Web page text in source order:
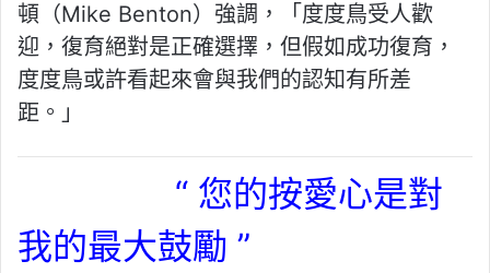
頓（Mike Benton）強調，「度度鳥受人歡
迎，復育絕對是正確選擇，但假如成功復育，
度度鳥或許看起來會與我們的認知有所差
距。」
“ 您的按愛心是對
我的最大鼓勵 ”